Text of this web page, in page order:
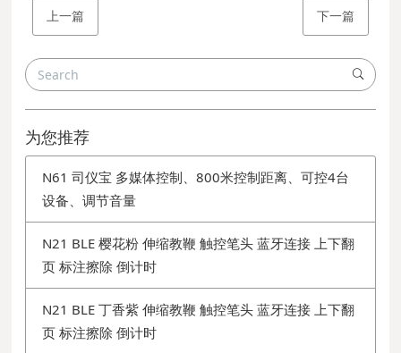
上一篇 下一篇
为您推荐
N61 司仪宝 多媒体控制、800米控制距离、可控4台
设备、调节音量
N21 BLE 樱花粉 伸缩教鞭 触控笔头 蓝牙连接 上下翻
页 标注擦除 倒计时
N21 BLE 丁香紫 伸缩教鞭 触控笔头 蓝牙连接 上下翻
页 标注擦除 倒计时